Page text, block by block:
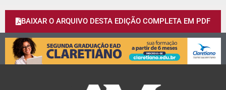
BAIXAR O ARQUIVO DESTA EDIÇÃO COMPLETA EM PDF